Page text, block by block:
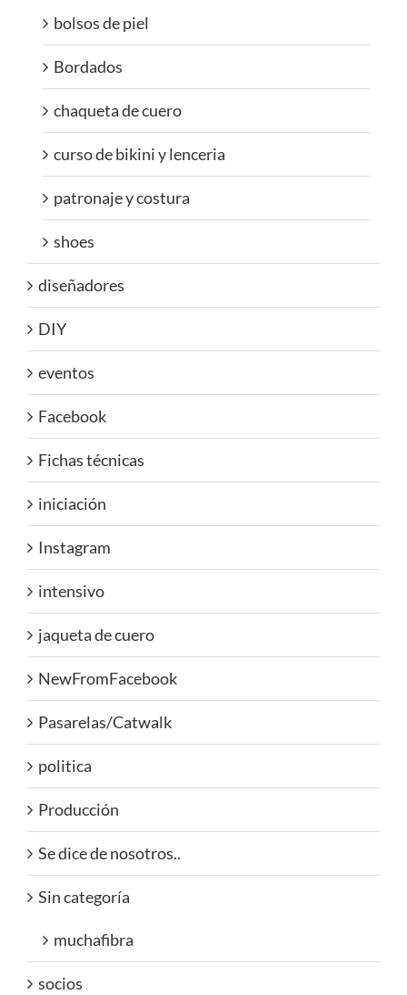
bolsos de piel
Bordados
chaqueta de cuero
curso de bikini y lenceria
patronaje y costura
shoes
diseñadores
DIY
eventos
Facebook
Fichas técnicas
iniciación
Instagram
intensivo
jaqueta de cuero
NewFromFacebook
Pasarelas/Catwalk
politica
Producción
Se dice de nosotros..
Sin categoría
muchafibra
socios